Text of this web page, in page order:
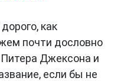
сегодняшний
как
почти дословно
Джексона и
если бы не